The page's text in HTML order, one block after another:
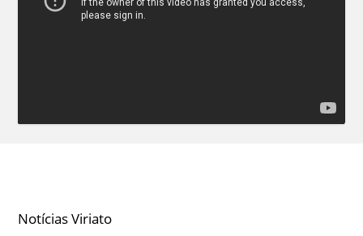
Notícias Viriato